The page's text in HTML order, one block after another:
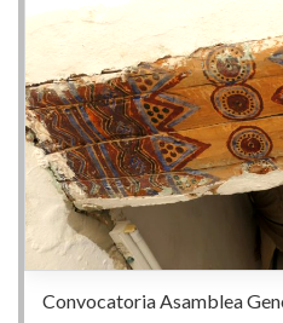
Convocatoria Asamblea